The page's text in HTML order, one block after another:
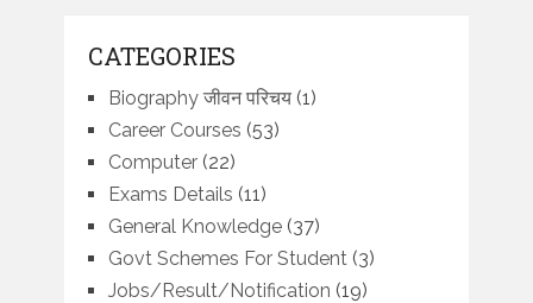
CATEGORIES
Biography जीवन परिचय(1)
Career Courses (53)
Computer(22)
Exams Details (11)
General Knowledge(37)
Govt Schemes For Student (3)
Jobs/Result/Notification (19)